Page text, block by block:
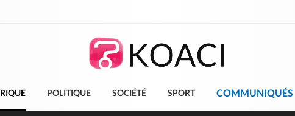
POLITIQUE SOCIÉTÉ SPORT COMMUNIQUÉS